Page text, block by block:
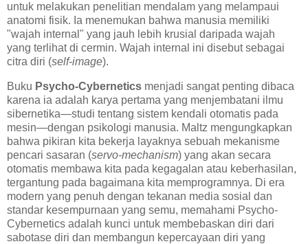
untuk melakukan penelitian mendalam yang melampaui
anatomi fisik. Ia menemukan bahwa manusia memiliki
"wajah internal" yang jauh lebih krusial daripada wajah
yang terlihat di cermin. Wajah internal ini disebut sebagai
citra diri (self-image).
Buku Psycho-Cybernetics menjadi sangat penting dibaca
karena ia adalah karya pertama yang menjembatani ilmu
sibernetika—studi tentang sistem kendali otomatis pada
mesin—dengan psikologi manusia. Maltz mengungkapkan
bahwa pikiran kita bekerja layaknya sebuah mekanisme
pencari sasaran (servo-mechanism) yang akan secara
otomatis membawa kita pada kegagalan atau keberhasilan,
tergantung pada bagaimana kita memprogramnya. Di era
modern yang penuh dengan tekanan media sosial dan
standar kesempurnaan yang semu, memahami Psycho-
Cybernetics adalah kunci untuk membebaskan diri dari
sabotase diri dan membangun kepercayaan diri yang